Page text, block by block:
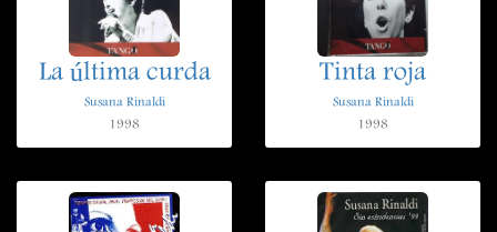
La última curda
Susana Rinaldi
1998
Tinta roja
Susana Rinaldi
1998